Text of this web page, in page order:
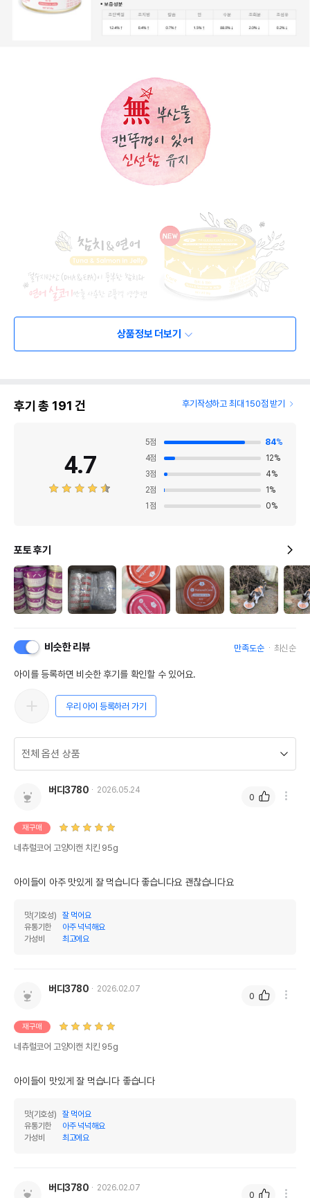
상품 필수 정보
법에 의한 인증,허가 등을
제조국 또는 원산지
AS책임자와 전화번호
또는 소비자상담 관련
유통기한을 따릅니다.
상품정보 더보기
후기 총 191 건 후기작성하고 최대 150점 받기
4.7
5점 84%
4점 12%
3점 4%
2점 1 %
1 점 0%
포토 후기
비슷한 리뷰 만족도순 최신순
아이를 등록하면 비슷한 후기를 확인할 수 있어요.
우리 아이 등록하러 가기
버디3780 2026.05.24
재구매
네츄럴코어 고양이캔 치킨 95g
아이들이 아주 맛있게 잘 먹습니다 좋습니다요 괜찮습니다요
맛(기호성)
잘 먹어요
유통기한
아주 넉넉해요
가성비
최고에요
0
버디3780 2026.02.07
재구매
네츄럴코어 고양이캔 치킨 95g
아이들이 맛있게 잘 먹습니다 좋습니다
맛(기호성)
잘 먹어요
유통기한
아주 넉넉해요
가성비
최고에요
0
버디3780 2026.02.07
0